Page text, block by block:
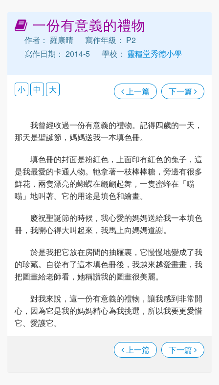
一份有意義的禮物
作者： 羅康晴
寫作年級： P2
寫作日期： 2014-5
學校： 靈糧堂秀德小學
上一篇 下一篇
小 中 大
我曾經收過一份有意義的禮物。記得四歲的一天，
那天是聖誕節，媽媽送我一本填色冊。
填色冊的封面是粉紅色，上面印有紅色的兔子，這
是我最愛的卡通人物。牠拿著一枝棒棒糖，旁邊有很多
鮮花，兩隻漂亮的蝴蝶在翩翩起舞，一隻蜜蜂在「嗡
嗡」地叫著。它的用途是填色和繪畫。
慶祝聖誕節的時候，我心愛的媽媽送給我一本填色
冊，我開心得大叫起來，我馬上向媽媽道謝。
於是我把它放在房間的抽屜裏，它慢慢地變成了我
的珍藏。自從有了這本填色冊後，我越來越愛畫畫，我
把圖畫給老師看，她稱讚我的圖畫很美麗。
對我來說，這一份有意義的禮物，讓我感到非常開
心，因為它是我的媽媽精心為我挑選，所以我要更愛惜
它、愛護它。
上一篇 下一篇